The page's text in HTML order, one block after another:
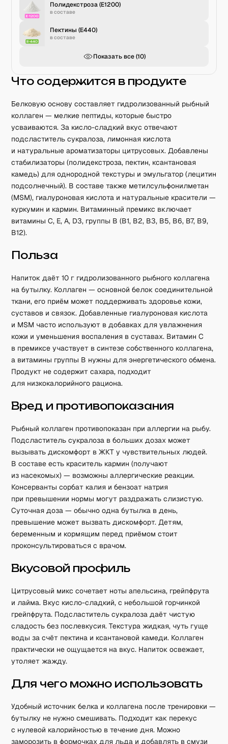
Что содержится в продукте
Белковую основу составляет гидролизованный рыбный
коллаген — мелкие пептиды, которые быстро
усваиваются. За кисло-сладкий вкус отвечают
подсластитель сукралоза, лимонная кислота
и натуральные ароматизаторы цитрусовых. Добавлены
стабилизаторы (полидекстроза, пектин, ксантановая
камедь) для однородной текстуры и эмульгатор (лецитин
подсолнечный). В составе также метилсульфонилметан
(MSM), гиалуроновая кислота и натуральные красители —
куркумин и кармин. Витаминный премикс включает
витамины C, E, A, D3, группы B (B1, B2, B3, B5, B6, B7, B9,
B12).
Польза
Напиток даёт 10 г гидролизованного рыбного коллагена
на бутылку. Коллаген — основной белок соединительной
ткани, его приём может поддерживать здоровье кожи,
суставов и связок. Добавленные гиалуроновая кислота
и MSM часто используют в добавках для увлажнения
кожи и уменьшения воспаления в суставах. Витамин C
в премиксе участвует в синтезе собственного коллагена,
а витамины группы B нужны для энергетического обмена.
Продукт не содержит сахара, подходит
для низкокалорийного рациона.
Вред и противопоказания
Рыбный коллаген противопоказан при аллергии на рыбу.
Подсластитель сукралоза в больших дозах может
вызывать дискомфорт в ЖКТ у чувствительных людей.
В составе есть краситель кармин (получают
из насекомых) — возможны аллергические реакции.
Консерванты сорбат калия и бензоат натрия
при превышении нормы могут раздражать слизистую.
Суточная доза — обычно одна бутылка в день,
превышение может вызвать дискомфорт. Детям,
беременным и кормящим перед приёмом стоит
проконсультироваться с врачом.
Вкусовой профиль
Цитрусовый микс сочетает ноты апельсина, грейпфрута
и лайма. Вкус кисло-сладкий, с небольшой горчинкой
грейпфрута. Подсластитель сукралоза даёт чистую
сладость без послевкусия. Текстура жидкая, чуть гуще
воды за счёт пектина и ксантановой камеди. Коллаген
практически не ощущается на вкус. Напиток освежает,
утоляет жажду.
Для чего можно использовать
Удобный источник белка и коллагена после тренировки —
бутылку не нужно смешивать. Подходит как перекус
с нулевой калорийностью в течение дня. Можно
заморозить в формочках для льда и добавлять в смузи
Полидекстроза (E1200)
в составе
Пектины (E440)
в составе
Показать все (10)